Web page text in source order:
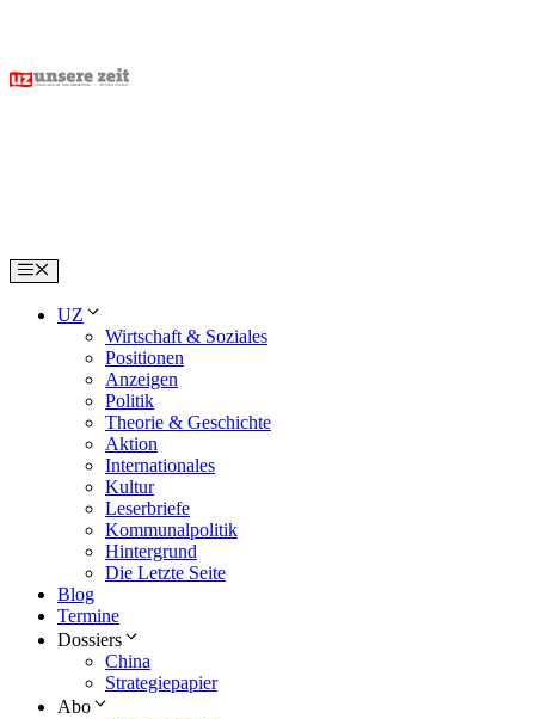
content
Menu
UZ
Wirtschaft & Soziales
Positionen
Anzeigen
Politik
Theorie & Geschichte
Aktion
Internationales
Kultur
Leserbriefe
Kommunalpolitik
Hintergrund
Die Letzte Seite
Blog
Termine
Dossiers
China
Strategiepapier
Abo